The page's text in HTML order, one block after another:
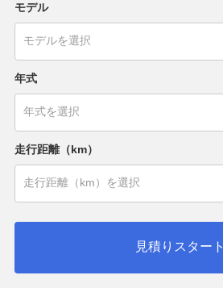
モデル
年式
走行距離（km）
見積りスタート